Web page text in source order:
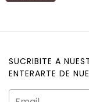
SUCRIBITE A
ENTERARTE DE